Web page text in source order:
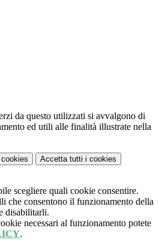
da questo utilizzati si avvalgono di
ed utili alle finalità illustrate nella
Accetta tutti i cookies
scegliere quali cookie consentire.
che consentono il funzionamento della
disabilitarli.
necessari al funzionamento potete
.